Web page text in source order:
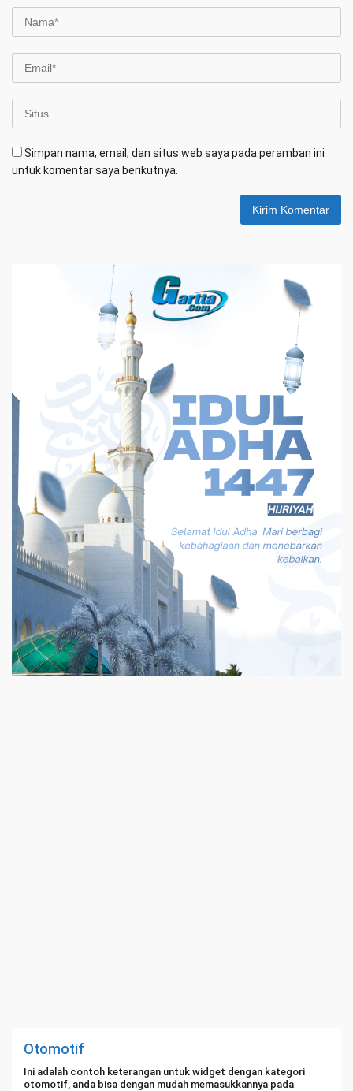
Simpan nama, email, dan situs web saya pada peramban ini
untuk komentar saya berikutnya.
Otomotif
Ini adalah contoh keterangan untuk widget dengan kategori
otomotif, anda bisa dengan mudah memasukkannya pada